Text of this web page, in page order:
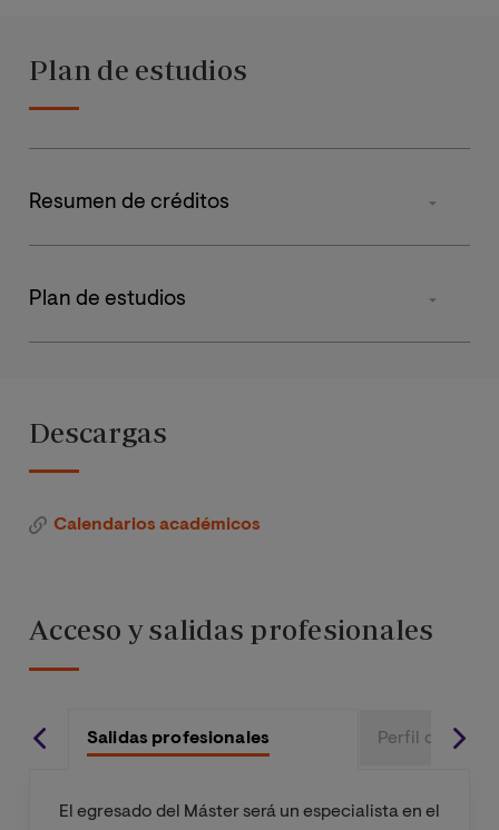
Plan de estudios
Resumen de créditos
Total de Créditos
Plan de estudios
regulación del
tecnológicos
de productos
y servicios
Descargas
Calendarios académicos
Acceso y salidas profesionales
Salidas profesionales Perfil de
El egresado del Máster será un especialista en el